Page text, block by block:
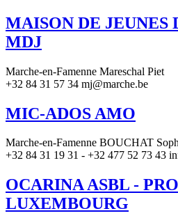
MAISON DE JEUNES
MDJ
Marche-en-Famenne Mareschal Piet
+32 84 31 57 34 mj@marche.be
MIC-ADOS AMO
Marche-en-Famenne BOUCHAT
+32 84 31 19 31 - +32 477 52 73 43
OCARINA ASBL -
LUXEMBOURG